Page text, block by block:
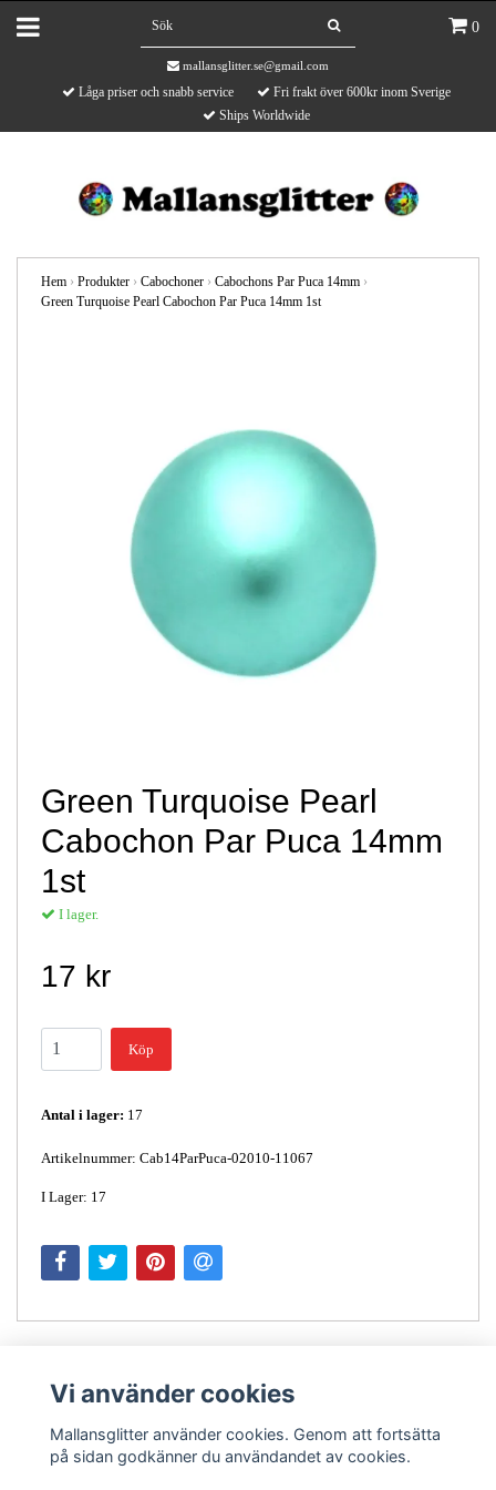
0
mallansglitter.se@gmail.com
Låga priser och snabb service
Fri frakt över 600kr inom Sverige
Ships Worldwide
Hem › Produkter › Cabochoner › Cabochons Par Puca 14mm ›
Green Turquoise Pearl Cabochon Par Puca 14mm 1st
Green Turquoise Pearl
Cabochon Par Puca 14mm
1st
I lager.
17 kr
Köp
Antal i lager: 17
Artikelnummer: Cab14ParPuca-02010-11067
I Lager: 17
Vi använder cookies
Mallansglitter använder cookies. Genom att fortsätta
på sidan godkänner du användandet av cookies.